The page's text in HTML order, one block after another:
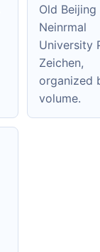
Old Beijing
Neinrmal
University
Zeichen,
organized
volume.